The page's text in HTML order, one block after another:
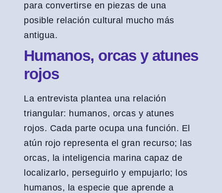
para convertirse en piezas de una
posible relación cultural mucho más
antigua.
Humanos, orcas y atunes
rojos
La entrevista plantea una relación
triangular: humanos, orcas y atunes
rojos. Cada parte ocupa una función. El
atún rojo representa el gran recurso; las
orcas, la inteligencia marina capaz de
localizarlo, perseguirlo y empujarlo; los
humanos, la especie que aprende a